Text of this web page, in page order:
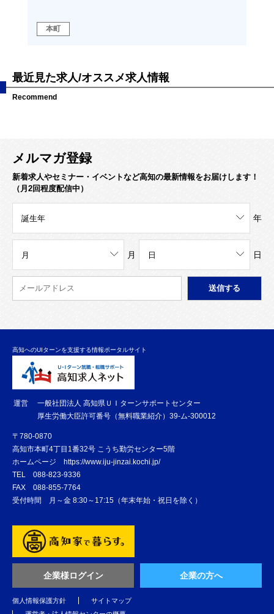
本町
最近見た求人/オススメ求人情報
Recommend
メルマガ登録
新着求人やセミナー・イベントなど高知の最新情報をお届けします！
（月2回程度配信中）
年
月 日
高知へのUIターンを支援する情報ポータルサイト
運営
一般社団法人 高知県ＵＩターンサポートセンター
厚生労働大臣許可番号（無料職業紹介）39-ム-300012
〒780-0870
高知市本町4丁目1番32号 こうち勤労センター5階
ホームページ https://www.iju-jinzai.kochi.jp/
TEL 088-823-9336
FAX 088-855-7764
受付時間 月～金 8:30～17:15（年末年始・祝日を除く）
企業様ログイン 企業の方へ
個人情報保護方針
サイトマップ